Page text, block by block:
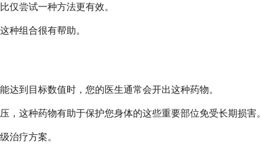
仅尝试一种方法更有效。
种组合很有帮助。
到目标数值时，您的医生通常会开出这种药物。
这种药物有助于保护您身体的这些重要部位免受长期损害。
治疗方案。